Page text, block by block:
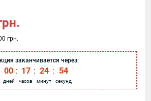
грн.
заканчивается через:
00
дней
: 17
часов
: 24
минут
: 54
секунд